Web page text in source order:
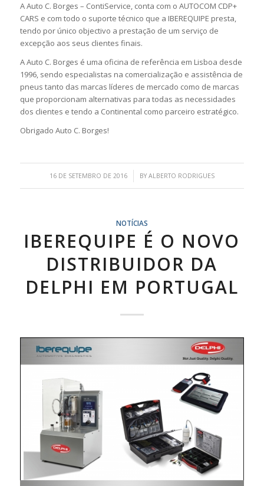
A Auto C. Borges – ContiService, conta com o AUTOCOM CDP+
CARS e com todo o suporte técnico que a IBEREQUIPE presta,
tendo por único objectivo a prestação de um serviço de
excepção aos seus clientes finais.
A Auto C. Borges é uma oficina de referência em Lisboa desde
1996, sendo especialistas na comercialização e assistência de
pneus tanto das marcas líderes de mercado como de marcas
que proporcionam alternativas para todas as necessidades
dos clientes e tendo a Continental como parceiro estratégico.
Obrigado Auto C. Borges!
16 DE SETEMBRO DE 2016
/ BY ALBERTO RODRIGUES
NOTÍCIAS
IBEREQUIPE É O NOVO
DISTRIBUIDOR DA
DELPHI EM PORTUGAL